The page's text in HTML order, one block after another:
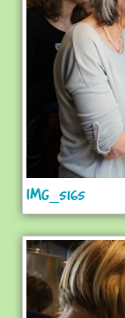
IMG_5165